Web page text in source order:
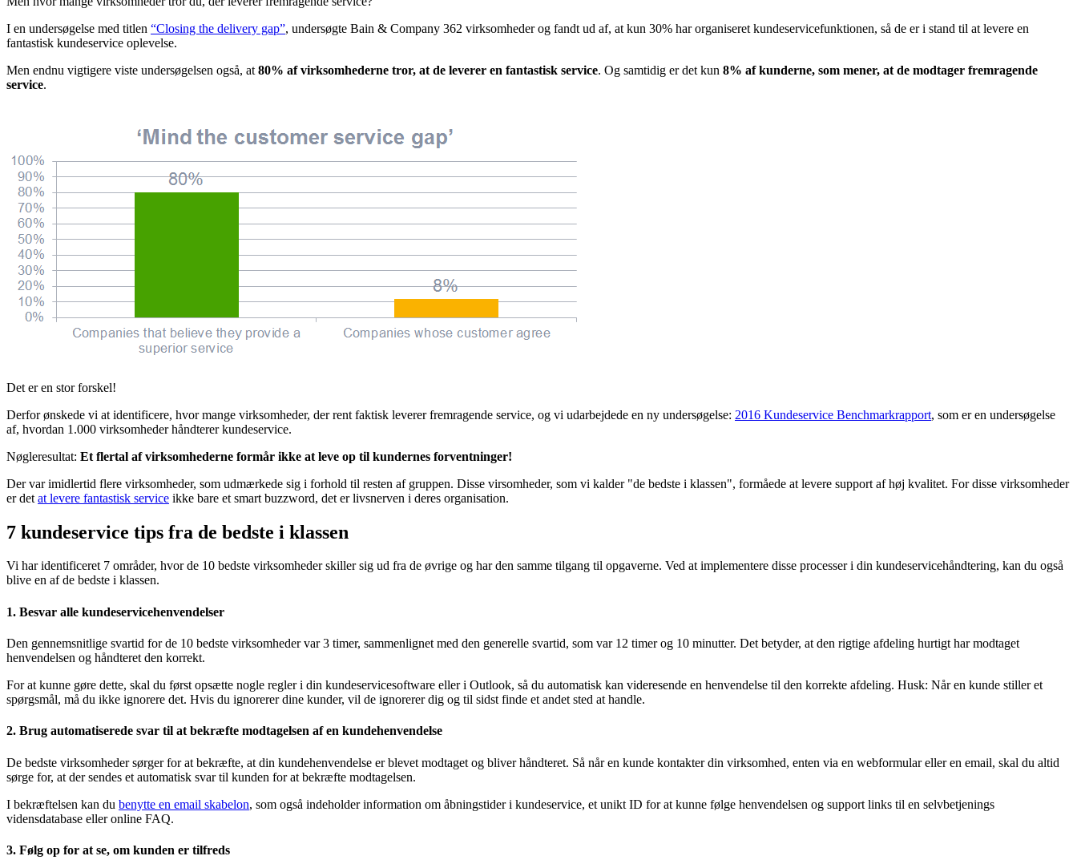
I en undersøgelse med titlen “Closing the delivery gap”, undersøgte Bain & Company 362 virksomheder og fandt ud af, at kun 30% har organiseret kundeservicefunktionen, så de er i stand til at levere en
fantastisk kundeservice oplevelse.
Men endnu vigtigere viste undersøgelsen også, at 80% af virksomhederne tror, at de leverer en fantastisk service. Og samtidig er det kun 8% af kunderne, som mener, at de modtager fremragende
service.
Det er en stor forskel!
Derfor ønskede vi at identificere, hvor mange virksomheder, der rent faktisk leverer fremragende service, og vi udarbejdede en ny undersøgelse: 2016 Kundeservice Benchmarkrapport, som er en undersøgelse
af, hvordan 1.000 virksomheder håndterer kundeservice.
Nøgleresultat: Et flertal af virksomhederne formår ikke at leve op til kundernes forventninger!
Der var imidlertid flere virksomheder, som udmærkede sig i forhold til resten af gruppen. Disse virsomheder, som vi kalder "de bedste i klassen", formåede at levere support af høj kvalitet. For disse virksomheder
er det at levere fantastisk service ikke bare et smart buzzword, det er livsnerven i deres organisation.
7 kundeservice tips fra de bedste i klassen
Vi har identificeret 7 områder, hvor de 10 bedste virksomheder skiller sig ud fra de øvrige og har den samme tilgang til opgaverne. Ved at implementere disse processer i din kundeservicehåndtering, kan du også
blive en af de bedste i klassen.
1. Besvar alle kundeservicehenvendelser
Den gennemsnitlige svartid for de 10 bedste virksomheder var 3 timer, sammenlignet med den generelle svartid, som var 12 timer og 10 minutter. Det betyder, at den rigtige afdeling hurtigt har modtaget
henvendelsen og håndteret den korrekt.
For at kunne gøre dette, skal du først opsætte nogle regler i din kundeservicesoftware eller i Outlook, så du automatisk kan videresende en henvendelse til den korrekte afdeling. Husk: Når en kunde stiller et
spørgsmål, må du ikke ignorere det. Hvis du ignorerer dine kunder, vil de ignorerer dig og til sidst finde et andet sted at handle.
2. Brug automatiserede svar til at bekræfte modtagelsen af en kundehenvendelse
De bedste virksomheder sørger for at bekræfte, at din kundehenvendelse er blevet modtaget og bliver håndteret. Så når en kunde kontakter din virksomhed, enten via en webformular eller en email, skal du altid
sørge for, at der sendes et automatisk svar til kunden for at bekræfte modtagelsen.
I bekræftelsen kan du benytte en email skabelon, som også indeholder information om åbningstider i kundeservice, et unikt ID for at kunne følge henvendelsen og support links til en selvbetjenings
vidensdatabase eller online FAQ.
3. Følg op for at se, om kunden er tilfreds